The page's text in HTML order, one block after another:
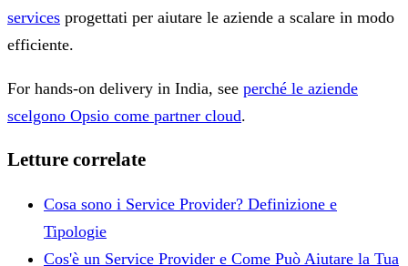
services progettati per aiutare le aziende a scalare in modo
efficiente.
For hands-on delivery in India, see perché le aziende
scelgono Opsio come partner cloud.
Letture correlate
Cosa sono i Service Provider? Definizione e
Tipologie
Cos'è un Service Provider e Come Può Aiutare la Tua